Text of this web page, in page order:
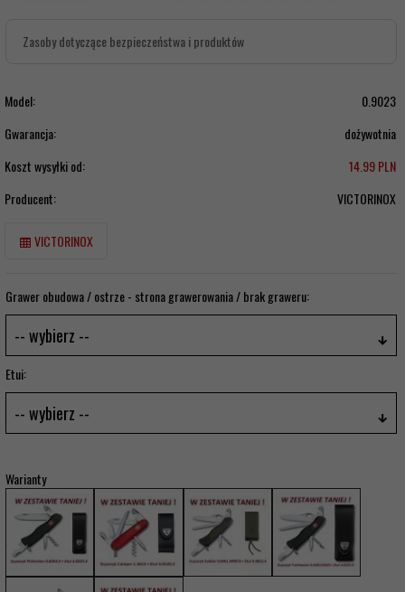
Zasoby dotyczące bezpieczeństwa i produktów
Model:
0.9023
Gwarancja:
dożywotnia
Koszt wysyłki od:
14.99 PLN
Producent:
VICTORINOX
VICTORINOX
Grawer obudowa / ostrze - strona grawerowania / brak graweru:
-- wybierz --
Etui:
-- wybierz --
Warianty